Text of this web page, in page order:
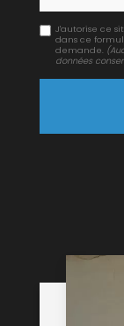
J'autorise ce
dans ce
demande.
données